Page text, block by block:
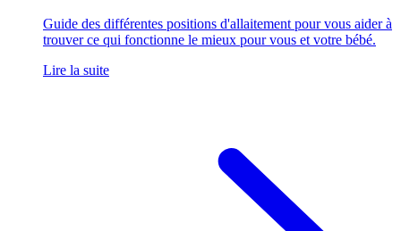
Guide des différentes positions d'allaitement pour vous aider à
trouver ce qui fonctionne le mieux pour vous et votre bébé.
Lire la suite